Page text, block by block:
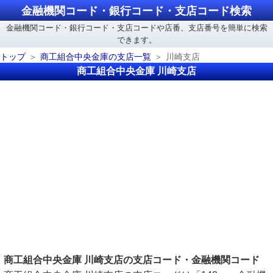
金融機関コード・銀行コード・支店コード検索
金融機関コード・銀行コード・支店コードや店番、支店番号を簡単に検索
できます。
トップ
商工組合中央金庫の支店一覧 川崎支店
商工組合中央金庫 川崎支店
商工組合中央金庫 川崎支店の支店コード・金融機関コード